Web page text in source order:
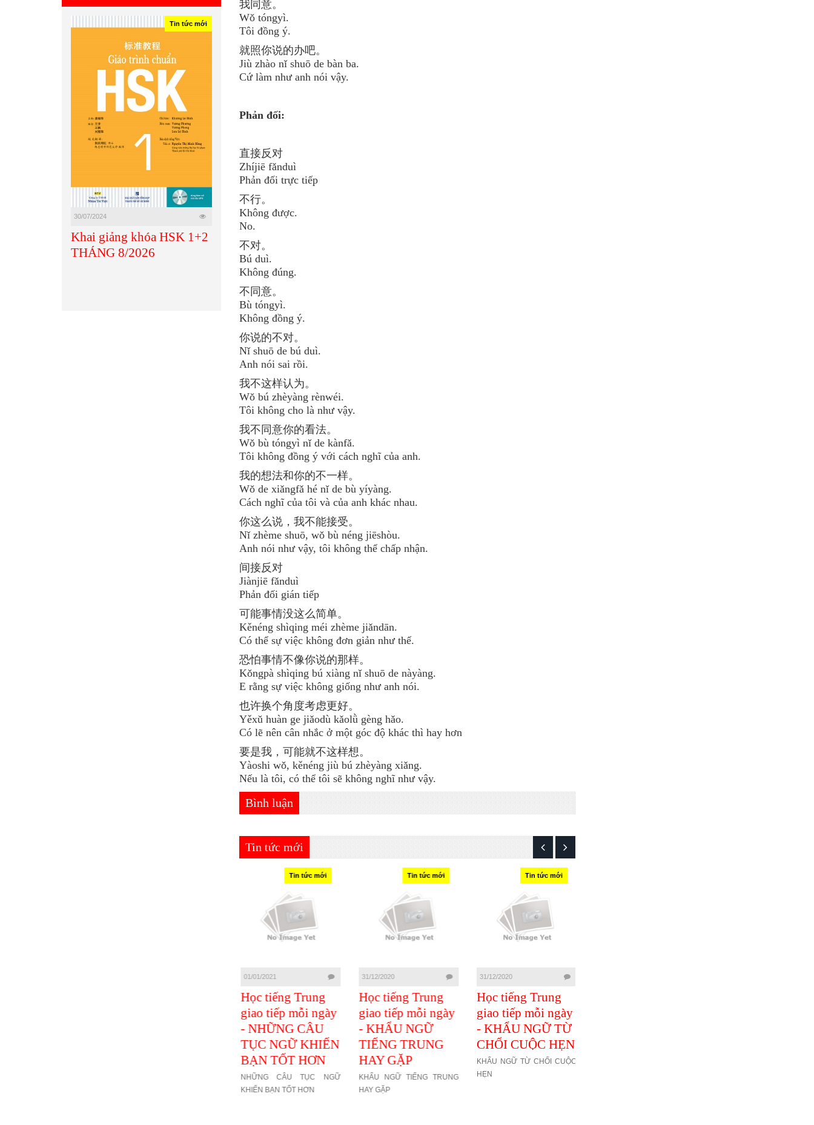
Tin tức mới
30/07/2024
Khai giảng khóa HSK 1+2
THÁNG 8/2026
我同意。
Wǒ tóngyì.
Tôi đồng ý.
就照你说的办吧。
Jiù zhào nǐ shuō de bàn ba.
Cứ làm như anh nói vậy.
Phản đối:
直接反对
Zhíjiē fǎnduì
Phản đối trực tiếp
不行。
Không được.
No.
不对。
Bú duì.
Không đúng.
不同意。
Bù tóngyì.
Không đồng ý.
你说的不对。
Nǐ shuō de bú duì.
Anh nói sai rồi.
我不这样认为。
Wǒ bú zhèyàng rènwéi.
Tôi không cho là như vậy.
我不同意你的看法。
Wǒ bù tóngyì nǐ de kànfǎ.
Tôi không đồng ý với cách nghĩ của anh.
我的想法和你的不一样。
Wǒ de xiǎngfǎ hé nǐ de bù yíyàng.
Cách nghĩ của tôi và của anh khác nhau.
你这么说，我不能接受。
Nǐ zhème shuō, wǒ bù néng jiēshòu.
Anh nói như vậy, tôi không thể chấp nhận.
间接反对
Jiànjiē fǎnduì
Phản đối gián tiếp
可能事情没这么简单。
Kěnéng shìqing méi zhème jiǎndān.
Có thể sự việc không đơn giản như thế.
恐怕事情不像你说的那样。
Kǒngpà shìqing bú xiàng nǐ shuō de nàyàng.
E rằng sự việc không giống như anh nói.
也许换个角度考虑更好。
Yěxǔ huàn ge jiǎodù kǎolǜ gèng hǎo.
Có lẽ nên cân nhắc ở một góc độ khác thì hay hơn
要是我，可能就不这样想。
Yàoshi wǒ, kěnéng jiù bú zhèyàng xiǎng.
Nếu là tôi, có thể tôi sẽ không nghĩ như vậy.
Bình luận
Tin tức mới
Tin tức mới
01/01/2021
Học tiếng Trung
giao tiếp mỗi ngày
- NHỮNG CÂU
TỤC NGỮ KHIẾN
BẠN TỐT HƠN
NHỮNG CÂU TỤC NGỮ
KHIẾN BẠN TỐT HƠN
Tin tức mới
31/12/2020
Học tiếng Trung
giao tiếp mỗi ngày
- KHẨU NGỮ
TIẾNG TRUNG
HAY GẶP
KHẨU NGỮ TIẾNG TRUNG
HAY GẶP
Tin tức mới
31/12/2020
Học tiếng Trung
giao tiếp mỗi ngày
- KHẨU NGỮ TỪ
CHỐI CUỘC HẸN
KHẨU NGỮ TỪ CHỐI CUỘC
HẸN